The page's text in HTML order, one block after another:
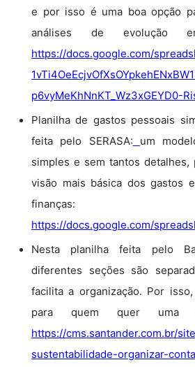
e por isso é uma boa opção
análises de evolução
https://docs.google.com/
p6vyMeKhNnKT_Wz3xGEYD0-
Planilha de gastos pessoais
feita pelo SERASA:
um
simples e sem tantos detalhes,
visão mais básica dos gastos
finanças:
https://docs.google.com/
Nesta planilha feita pelo
diferentes seções são
facilita a organização. Por
para quem quer uma
https://cms.santander.com.br/
sustentabilidade-organizar-